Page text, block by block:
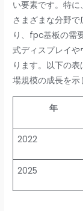
い要素です。特に、
さまざまな分野
り、fpc基板の需
式ディスプレイ
ります。以下の
場規模の成長を示
年
2022
2025